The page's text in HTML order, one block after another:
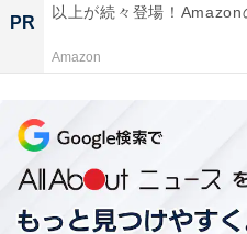
「息継ぎがうまくできな
2つ目は、「息継ぎがうま
ト。泳ぐのが得意でない人
PR
以上が続々登場！Amazon
Amazon